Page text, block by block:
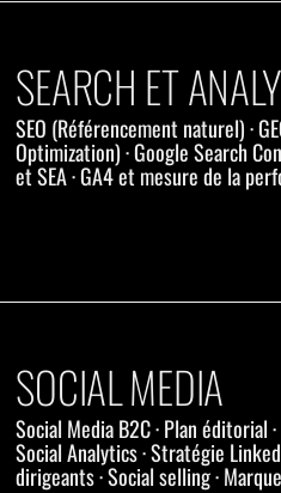
SEARCH ET
SEO (Référencement naturel) ·
Optimization) · Google Search
et SEA · GA4 et mesure de la
SOCIAL MEDIA
Social Media B2C · Plan éditorial
Social Analytics · Stratégie
dirigeants · Social selling ·